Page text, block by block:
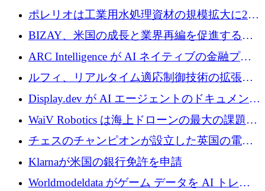
1,000 万人のユーザーに到達し、Whering が
700 万ドルを獲得
ポレリオは工業用水処理資材の規模拡大に240
万ユーロを確保
BIZAY、米国の成長と業界再編を促進するた
めに5,500万ドルを確保
ARC Intelligence が AI ネイティブの金融プラ
ットフォームを拡大するために 400 万ユーロ
ルフィ、リアルタイム適応制御技術の拡張に
810万ポンドを確保
Display.dev が AI エージェントのドキュメント
コラボレーションを強化するために 47 万ユー
WaiV Robotics は海上ドローンの最大の課題の
1 つをどのように解決しているか
チェスのチャンピオンが設立した英国の電池
材料スタートアップ TaiSan が 465 万ポンドを
Klarnaが米国の銀行免許を申請
Worldmodeldata がゲーム データを AI トレー